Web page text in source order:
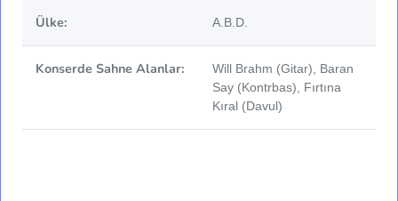
Ülke: A.B.D.
Konserde Sahne Alanlar:
Will Brahm (Gitar), Baran
Say (Kontrbas), Fırtına
Kıral (Davul)